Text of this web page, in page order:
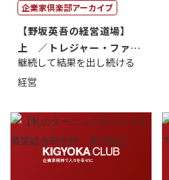
企業家倶楽部アーカイブ
【野坂英吾の経営道場】
上 ／トレジャー・ファク
トリー社長野坂...
継続して結果を出し続ける
経営